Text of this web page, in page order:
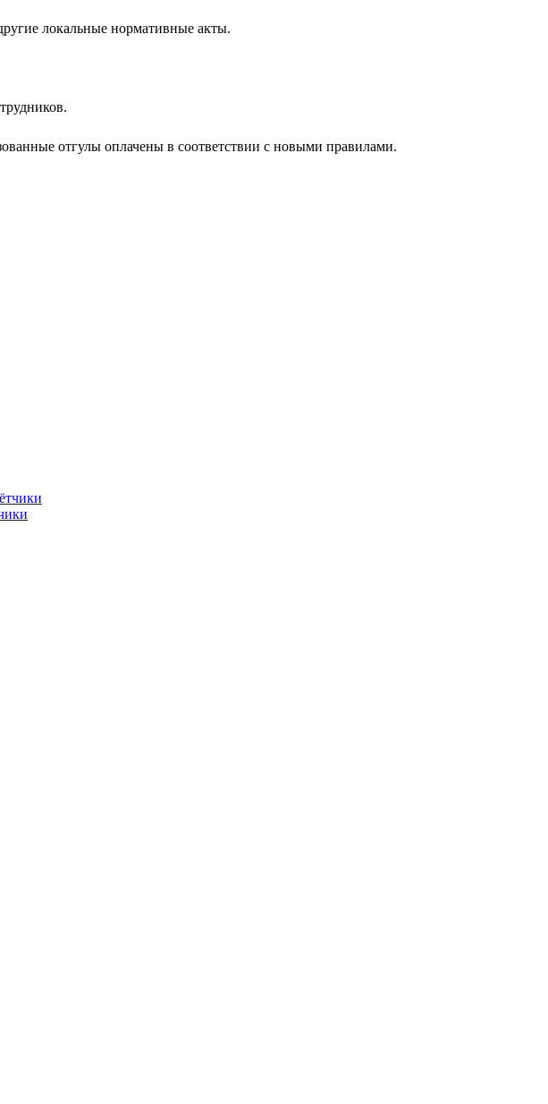
локальные нормативные акты.
отгулы оплачены в соответствии с новыми правилами.